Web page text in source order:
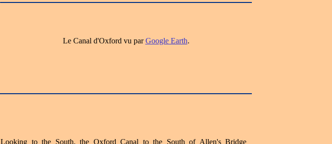
Le Canal d'Oxford vu parGoogle Earth.
Looking to the South, the Oxford Canal to the South of Allen's Bridge